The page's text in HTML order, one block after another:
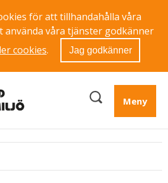
för att tillhandahålla våra
använda våra tjänster godkänner
cookies. Jag godkänner
Meny